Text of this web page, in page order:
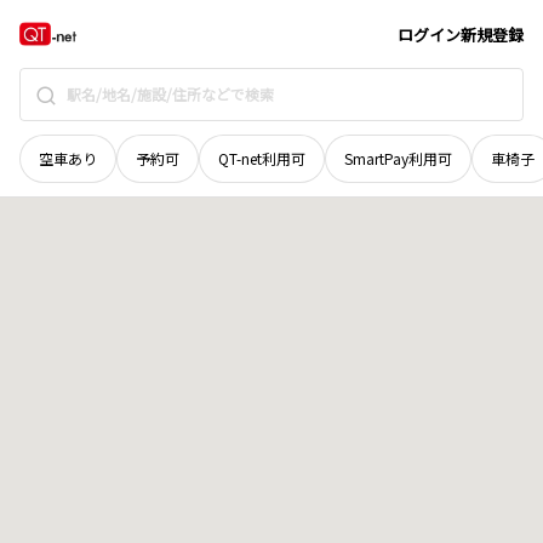
ログイン新規登録
空車あり 予約可 QT-net利用可 SmartPay利用可 車椅子
秋田県